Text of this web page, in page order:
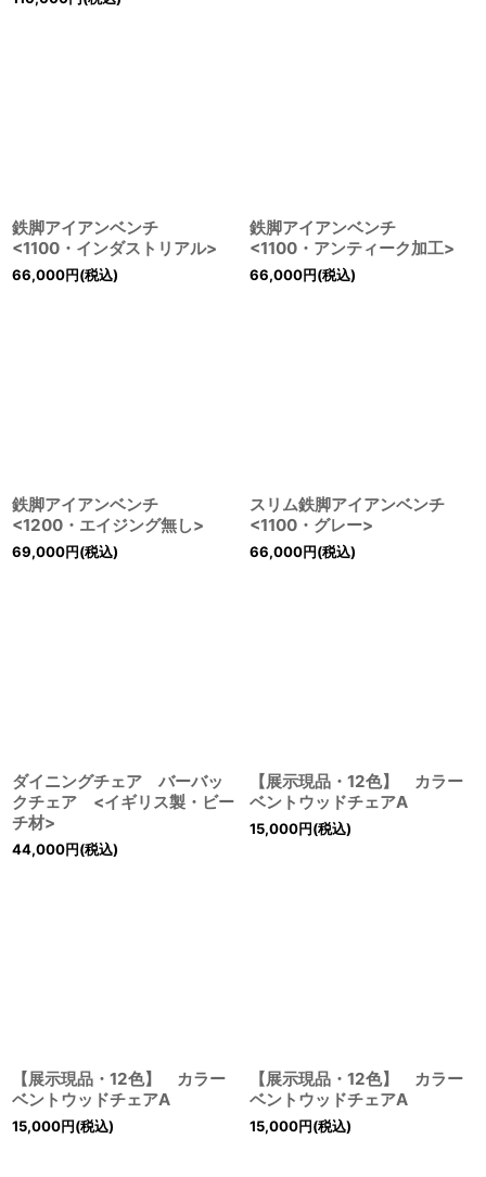
鉄脚アイアンベンチ
<1100・インダストリアル>
66,000円(税込)
鉄脚アイアンベンチ
<1100・アンティーク加工>
66,000円(税込)
鉄脚アイアンベンチ
<1200・エイジング無し>
69,000円(税込)
スリム鉄脚アイアンベンチ
<1100・グレー>
66,000円(税込)
ダイニングチェア バーバッ
クチェア <イギリス製・ビー
チ材>
44,000円(税込)
【展示現品・12色】 カラー
ベントウッドチェアA
15,000円(税込)
【展示現品・12色】 カラー
ベントウッドチェアA
15,000円(税込)
【展示現品・12色】 カラー
ベントウッドチェアA
15,000円(税込)